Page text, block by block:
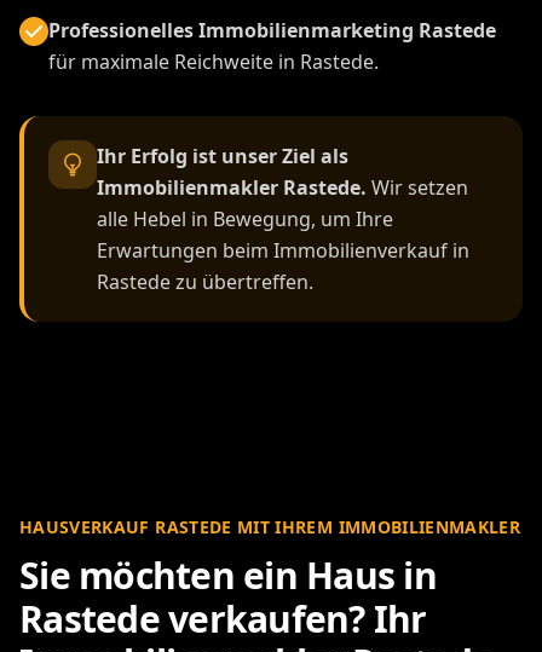
Professionelles Immobilienmarketing Rastede
für maximale Reichweite in Rastede.
Ihr Erfolg ist unser Ziel als
Immobilienmakler Rastede. Wir setzen
alle Hebel in Bewegung, um Ihre
Erwartungen beim Immobilienverkauf in
Rastede zu übertreffen.
HAUSVERKAUF RASTEDE MIT IHREM IMMOBILIENMAKLER
Sie möchten ein Haus in
Rastede verkaufen? Ihr